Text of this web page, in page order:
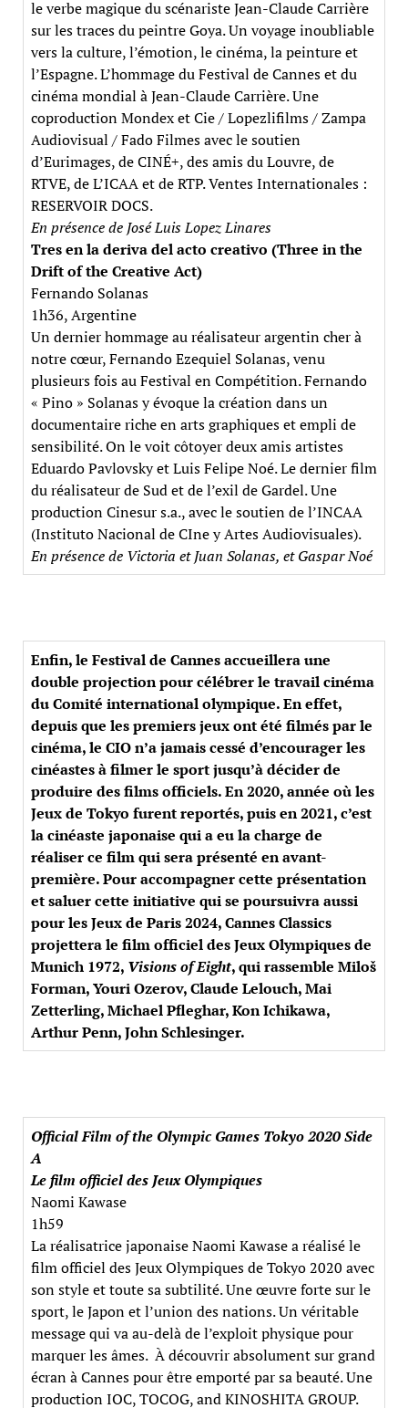
le verbe magique du scénariste Jean-Claude Carrière
sur les traces du peintre Goya. Un voyage inoubliable
vers la culture, l’émotion, le cinéma, la peinture et
l’Espagne. L’hommage du Festival de Cannes et du
cinéma mondial à Jean-Claude Carrière. Une
coproduction Mondex et Cie / Lopezlifilms / Zampa
Audiovisual / Fado Filmes avec le soutien
d’Eurimages, de CINÉ+, des amis du Louvre, de
RTVE, de L’ICAA et de RTP. Ventes Internationales :
RESERVOIR DOCS.
En présence de José Luis Lopez Linares
Tres en la deriva del acto creativo (Three in the
Drift of the Creative Act)
Fernando Solanas
1h36, Argentine
Un dernier hommage au réalisateur argentin cher à
notre cœur, Fernando Ezequiel Solanas, venu
plusieurs fois au Festival en Compétition. Fernando
« Pino » Solanas y évoque la création dans un
documentaire riche en arts graphiques et empli de
sensibilité. On le voit côtoyer deux amis artistes
Eduardo Pavlovsky et Luis Felipe Noé. Le dernier film
du réalisateur de Sud et de l’exil de Gardel. Une
production Cinesur s.a., avec le soutien de l’INCAA
(Instituto Nacional de CIne y Artes Audiovisuales).
En présence de Victoria et Juan Solanas, et Gaspar Noé
Enfin, le Festival de Cannes accueillera une
double projection pour célébrer le travail cinéma
du Comité international olympique. En effet,
depuis que les premiers jeux ont été filmés par le
cinéma, le CIO n’a jamais cessé d’encourager les
cinéastes à filmer le sport jusqu’à décider de
produire des films officiels. En 2020, année où les
Jeux de Tokyo furent reportés, puis en 2021, c’est
la cinéaste japonaise qui a eu la charge de
réaliser ce film qui sera présenté en avant-
première. Pour accompagner cette présentation
et saluer cette initiative qui se poursuivra aussi
pour les Jeux de Paris 2024, Cannes Classics
projettera le film officiel des Jeux Olympiques de
Munich 1972, Visions of Eight, qui rassemble Miloš
Forman, Youri Ozerov, Claude Lelouch, Mai
Zetterling, Michael Pfleghar, Kon Ichikawa,
Arthur Penn, John Schlesinger.
Official Film of the Olympic Games Tokyo 2020 Side
A
Le film officiel des Jeux Olympiques
Naomi Kawase
1h59
La réalisatrice japonaise Naomi Kawase a réalisé le
film officiel des Jeux Olympiques de Tokyo 2020 avec
son style et toute sa subtilité. Une œuvre forte sur le
sport, le Japon et l’union des nations. Un véritable
message qui va au-delà de l’exploit physique pour
marquer les âmes. À découvrir absolument sur grand
écran à Cannes pour être emporté par sa beauté. Une
production IOC, TOCOG, and KINOSHITA GROUP.